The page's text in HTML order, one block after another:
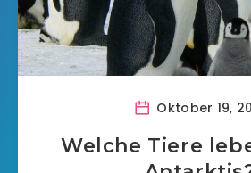
Oktober 19,
Welche Tiere